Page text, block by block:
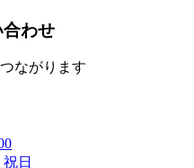
わせ
ながります
日